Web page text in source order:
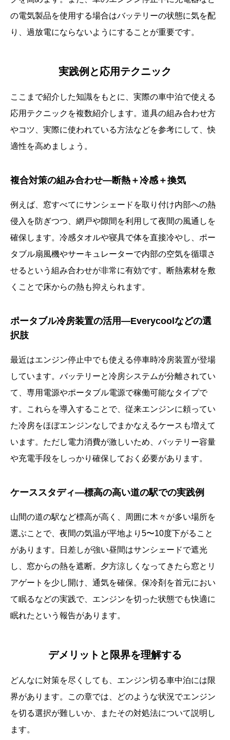
の電気製品を使用する場合はバッテリーの状態に気を配
り、過放電にならないようにすることが重要です。
実践例と応用テクニック
ここまで紹介した知識をもとに、実際の車中泊で使える
応用テクニックを複数紹介します。道具の組み合わせ方
やコツ、実際に使われている方法などを参考にして、快
適性を高めましょう。
複合対策の組み合わせ—断熱＋冷感＋換気
例えば、窓すべてにサンシェードを取り付け内部への熱
侵入を防ぎつつ、網戸や隙間を利用して夜間の風通しを
確保します。冷感タオルや寝具で体を直接冷やし、ポー
タブル扇風機やサーキュレーターで内部の空気を循環さ
せるという組み合わせが非常に有効です。断熱素材を敷
くことで床からの熱も抑えられます。
ポータブル冷房装置の活用—Everycoolなどの選
択肢
最近はエンジン停止中でも使える停車時冷房装置が登場
しています。バッテリーと冷房システムが分離されてい
て、専用電源やポータブル電源で稼働可能なタイプで
す。これらを導入することで、従来エンジンに頼ってい
た冷房をほぼエンジンなしでまかなえるケースも増えて
います。ただし電力消費が激しいため、バッテリー容量
や充電手段をしっかり確保しておく必要があります。
ケーススタディ—標高の高い道の駅での実践例
山間の道の駅など標高が高く、周囲に木々が多い場所を
選ぶことで、夜間の気温が平地より5〜10度下がること
があります。日差しが強い昼間はサンシェードで遮光
し、窓からの熱を遮断。夕方涼しくなってきたら窓とリ
アゲートを少し開け、通気を確保。保冷剤を首元におい
て眠るなどの実践で、エンジンを切った状態でも快適に
眠れたという報告があります。
デメリットと限界を理解する
どんなに対策を尽くしても、エンジン切る車中泊には限
界があります。この章では、どのような状況でエンジン
を切る選択が難しいか、またその対処法について説明し
ます。